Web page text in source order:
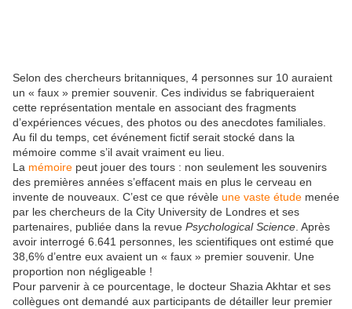
Selon des chercheurs britanniques, 4 personnes sur 10 auraient
un « faux » premier souvenir. Ces individus se fabriqueraient
cette représentation mentale en associant des fragments
d’expériences vécues, des photos ou des anecdotes familiales.
Au fil du temps, cet événement fictif serait stocké dans la
mémoire comme s’il avait vraiment eu lieu.
La mémoire peut jouer des tours : non seulement les souvenirs
des premières années s’effacent mais en plus le cerveau en
invente de nouveaux. C’est ce que révèle une vaste étude menée
par les chercheurs de la City University de Londres et ses
partenaires, publiée dans la revue Psychological Science . Après
avoir interrogé 6.641 personnes, les scientifiques ont estimé que
38,6% d’entre eux avaient un « faux » premier souvenir. Une
proportion non négligeable !
Pour parvenir à ce pourcentage, le docteur Shazia Akhtar et ses
collègues ont demandé aux participants de détailler leur premier